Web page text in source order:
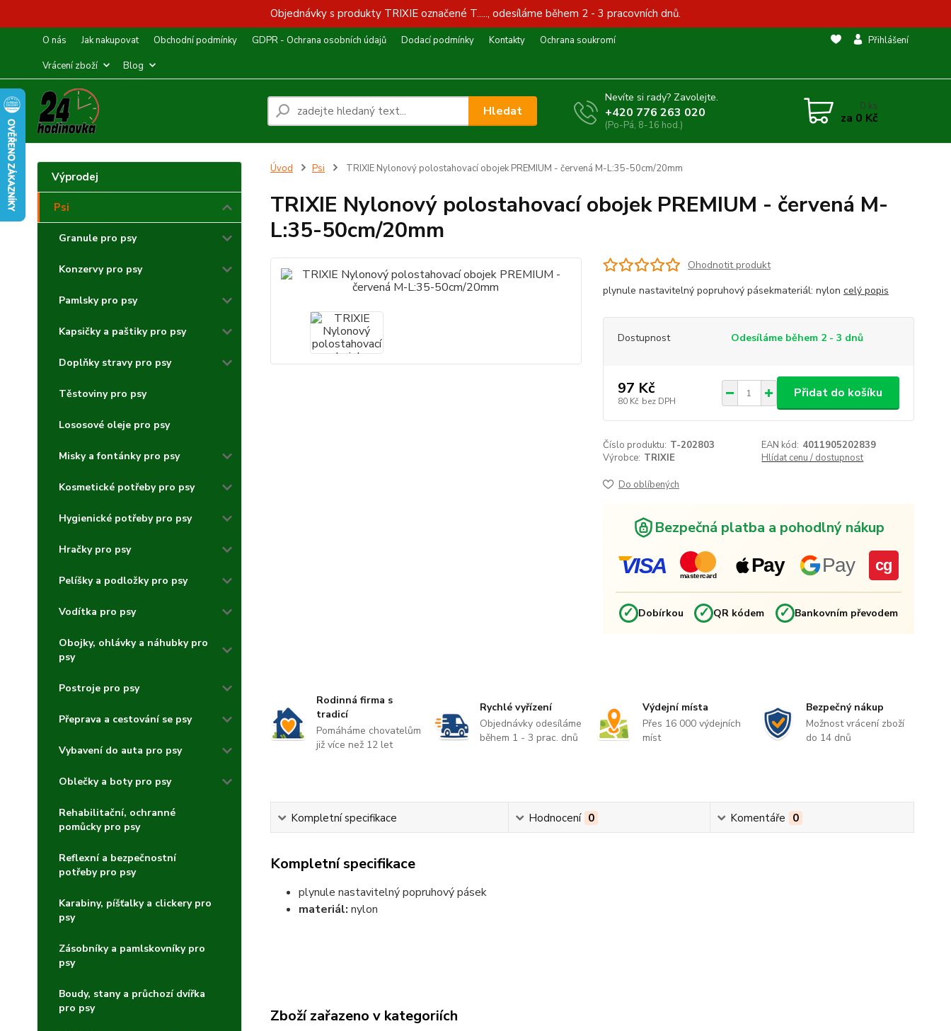
Objednávky s produkty TRIXIE označené T....., odesíláme během 2 - 3 pracovních dnů.
O nás Jak nakupovat Obchodní podmínky GDPR - Ochrana osobních údajů Dodací podmínky Kontakty
Ochrana soukromí
Vrácení zboží
Blog
Přihlášení
Hledat
Nevíte si rady? Zavolejte.
+420 776 263 020
(Po-Pá, 8-16 hod.)
0 ks
za 0 Kč
Výprodej
Psi
Granule pro psy
Konzervy pro psy
Pamlsky pro psy
Kapsičky a paštiky pro psy
Doplňky stravy pro psy
Těstoviny pro psy
Lososové oleje pro psy
Misky a fontánky pro psy
Kosmetické potřeby pro psy
Hygienické potřeby pro psy
Hračky pro psy
Pelíšky a podložky pro psy
Vodítka pro psy
Obojky, ohlávky a náhubky pro
psy
Postroje pro psy
Přeprava a cestování se psy
Vybavení do auta pro psy
Oblečky a boty pro psy
Rehabilitační, ochranné
pomůcky pro psy
Reflexní a bezpečnostní
potřeby pro psy
Karabiny, píšťalky a clickery pro
psy
Zásobníky a pamlskovníky pro
psy
Boudy, stany a průchozí dvířka
pro psy
Úvod Psi TRIXIE Nylonový polostahovací obojek PREMIUM - červená M-L:35-50cm/20mm
TRIXIE Nylonový polostahovací obojek PREMIUM - červená M-
L:35-50cm/20mm
Ohodnotit produkt
plynule nastavitelný popruhový pásekmateriál: nylon celý popis
Dostupnost Odesíláme během 2 - 3 dnů
97 Kč
80 Kč bez DPH
Přidat do košíku
Číslo produktu: T-202803 EAN kód: 4011905202839
Výrobce: TRIXIE Hlídat cenu / dostupnost
Do oblíbených
Bezpečná platba a pohodlný nákup
VISA mastercard Pay Pay cg
✓ Dobírkou ✓ QR kódem ✓ Bankovním převodem
Rodinná firma s
tradicí
Pomáháme chovatelům
již více než 12 let
Rychlé vyřízení
Objednávky odesíláme
během 1 - 3 prac. dnů
Výdejní místa
Přes 16 000 výdejních
míst
Bezpečný nákup
Možnost vrácení zboží
do 14 dnů
Kompletní specifikace Hodnocení 0 Komentáře 0
Kompletní specifikace
plynule nastavitelný popruhový pásek
materiál: nylon
Zboží zařazeno v kategoriích